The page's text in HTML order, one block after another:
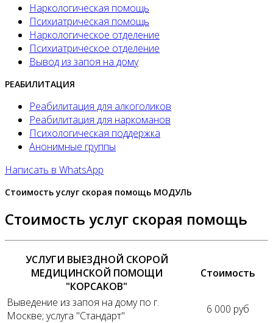
Наркологическая помощь
Психиатрическая помощь
Наркологическое отделение
Психиатрическое отделение
Вывод из запоя на дому
РЕАБИЛИТАЦИЯ
Реабилитация для алкоголиков
Реабилитация для наркоманов
Психологическая поддержка
Анонимные группы
Написать в WhatsApp
Стоимость услуг скорая помощь МОДУЛЬ
Стоимость услуг скорая помощь
УСЛУГИ ВЫЕЗДНОЙ СКОРОЙ
МЕДИЦИНСКОЙ ПОМОЩИ
"КОРСАКОВ"
Стоимость
Выведение из запоя на дому по г.
Москве; услуга "Стандарт"
6 000 руб